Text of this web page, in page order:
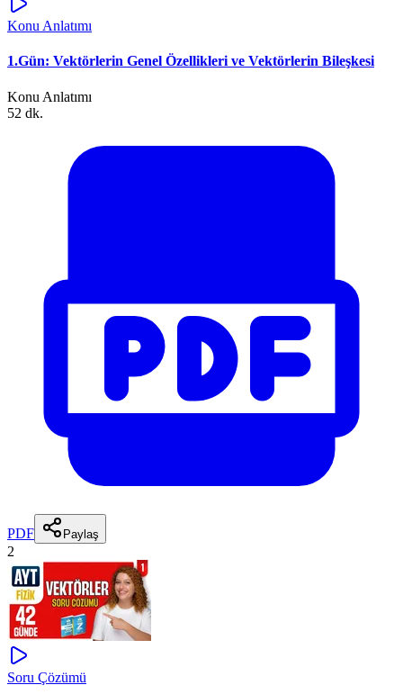
Konu Anlatımı
1.Gün: Vektörlerin Genel Özellikleri ve Vektörlerin Bileşkesi
Konu Anlatımı
52 dk.
PDF Paylaş
2
Soru Çözümü